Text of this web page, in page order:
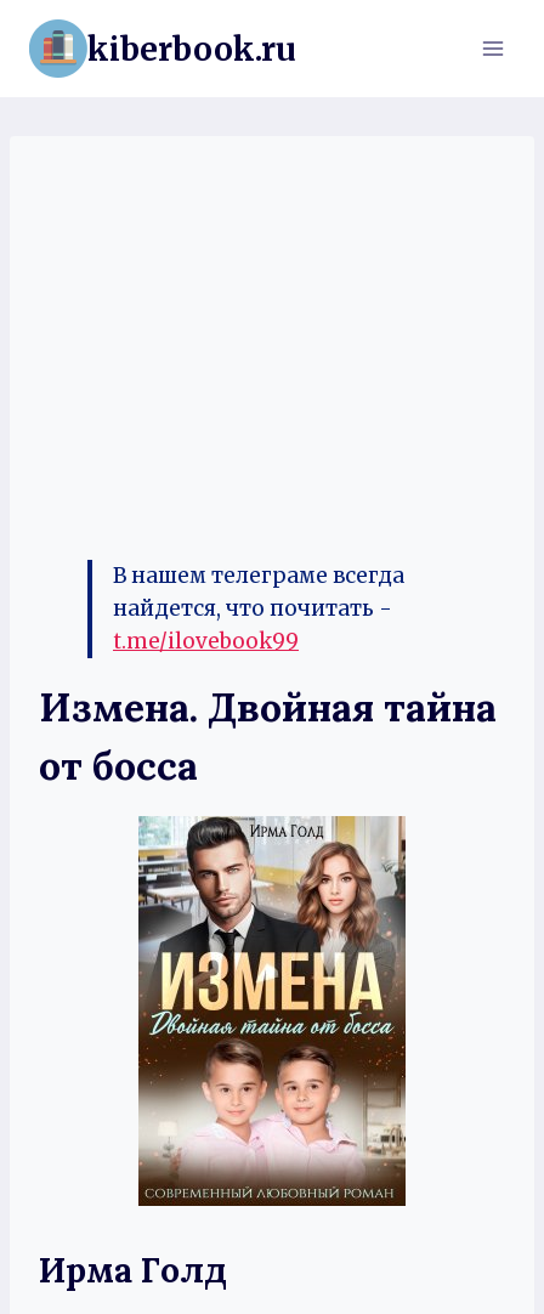
Перейти
содержимому
kiberbook.ru
В нашем телеграме всегда
найдется, что почитать -
t.me/ilovebook99
Измена. Двойная тайна
от босса
Ирма Голд